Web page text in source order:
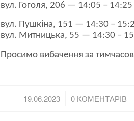
вул. Гоголя, 206 — 14:05 – 14:25
вул. Пушкіна, 151 — 14:30 –
вул. Митницька, 55 — 14:30 –
Просимо вибачення за
19.06.2023
/ 0 КОМЕНТАРІВ
/